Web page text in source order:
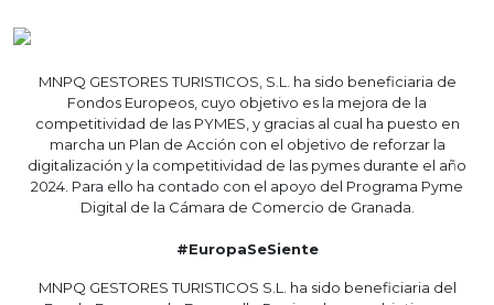
MNPQ GESTORES TURISTICOS, S.L. ha sido beneficiaria de
Fondos Europeos, cuyo objetivo es la mejora de la
competitividad de las PYMES, y gracias al cual ha puesto en
marcha un Plan de Acción con el objetivo de reforzar la
digitalización y la competitividad de las pymes durante el año
2024. Para ello ha contado con el apoyo del Programa Pyme
Digital de la Cámara de Comercio de Granada.
#EuropaSeSiente
MNPQ GESTORES TURISTICOS S.L. ha sido beneficiaria del